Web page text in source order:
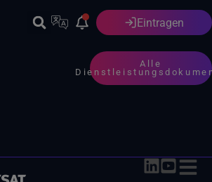
Deutsch Eintragen
Alle